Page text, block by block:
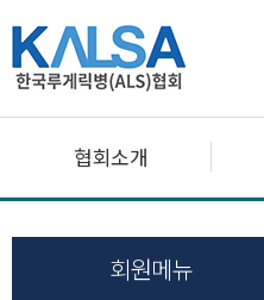
협회소개
회원메뉴